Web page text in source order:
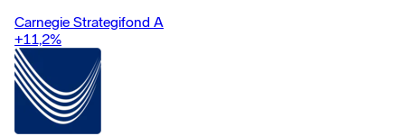
Carnegie Strategifond A
+11,2%